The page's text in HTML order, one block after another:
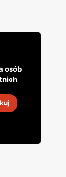
Soplica
osób